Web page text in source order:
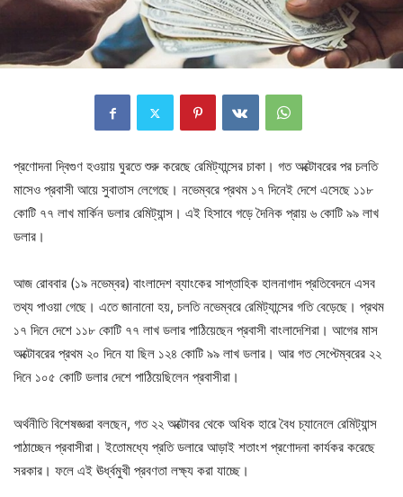
প্রণোদনা দ্বিগুণ হওয়ায় ঘুরতে শুরু করেছে রেমিট্যান্সের চাকা। গত অক্টোবরের পর চলতি
মাসেও প্রবাসী আয়ে সুবাতাস লেগেছে। নভেম্বরে প্রথম ১৭ দিনেই দেশে এসেছে ১১৮
কোটি ৭৭ লাখ মার্কিন ডলার রেমিট্যান্স। এই হিসাবে গড়ে দৈনিক প্রায় ৬ কোটি ৯৯ লাখ
ডলার।
আজ রোববার (১৯ নভেম্বর) বাংলাদেশ ব্যাংকের সাপ্তাহিক হালনাগাদ প্রতিবেদনে এসব
তথ্য পাওয়া গেছে। এতে জানানো হয়, চলতি নভেম্বরে রেমিট্যান্সের গতি বেড়েছে। প্রথম
১৭ দিনে দেশে ১১৮ কোটি ৭৭ লাখ ডলার পাঠিয়েছেন প্রবাসী বাংলাদেশিরা। আগের মাস
অক্টোবরের প্রথম ২০ দিনে যা ছিল ১২৪ কোটি ৯৯ লাখ ডলার। আর গত সেপ্টেম্বরের ২২
দিনে ১০৫ কোটি ডলার দেশে পাঠিয়েছিলেন প্রবাসীরা।
অর্থনীতি বিশেষজ্ঞরা বলছেন, গত ২২ অক্টোবর থেকে অধিক হারে বৈধ চ্যানেলে রেমিট্যান্স
পাঠাচ্ছেন প্রবাসীরা। ইতোমধ্যে প্রতি ডলারে আড়াই শতাংশ প্রণোদনা কার্যকর করেছে
সরকার। ফলে এই ঊর্ধ্বমুখী প্রবণতা লক্ষ্য করা যাচ্ছে।